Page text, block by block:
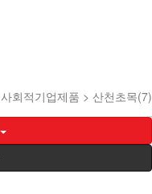
사회적기업제품 > 산천초목(7)